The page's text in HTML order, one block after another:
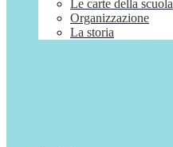
Le carte della scuola
Organizzazione
La storia